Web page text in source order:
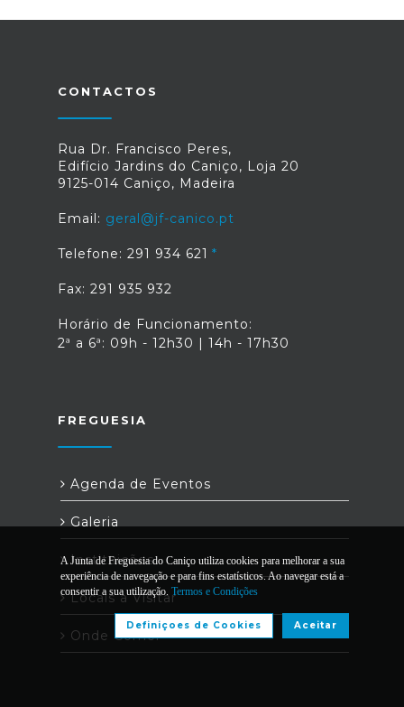
CONTACTOS
Rua Dr. Francisco Peres,
Edifício Jardins do Caniço, Loja 20
9125-014 Caniço, Madeira
Email: geral@jf-canico.pt
Telefone: 291 934 621
Fax: 291 935 932
Horário de Funcionamento:
2ª a 6ª: 09h - 12h30 | 14h - 17h30
FREGUESIA
Agenda de Eventos
Galeria
Instituições
Locais a Visitar
Onde Comer
A Junta de Freguesia do Caniço utiliza cookies para melhorar a sua
experiência de navegação e para fins estatísticos. Ao navegar está a
consentir a sua utilização. Termos e Condições
Aceitar
Definiçoes de Cookies